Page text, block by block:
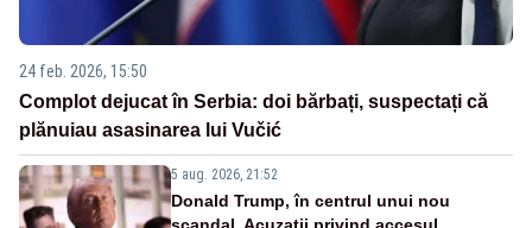
24 feb. 2026, 15:50
Complot dejucat în Serbia: doi bărbați, suspectați că
plănuiau asasinarea lui Vučić
5 aug. 2026, 21:52
Donald Trump, în centrul unui nou
scandal. Acuzații privind accesul